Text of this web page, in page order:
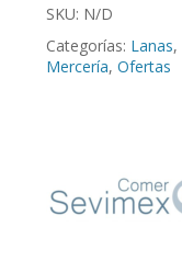
SKU: N/D
Categorías: Lanas,
Mercería, Ofertas